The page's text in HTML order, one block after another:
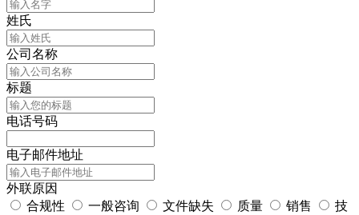
姓氏
公司名称
标题
电话号码
电子邮件地址
外联原因
合规性
一般咨询 文件缺失 质量 销售
技